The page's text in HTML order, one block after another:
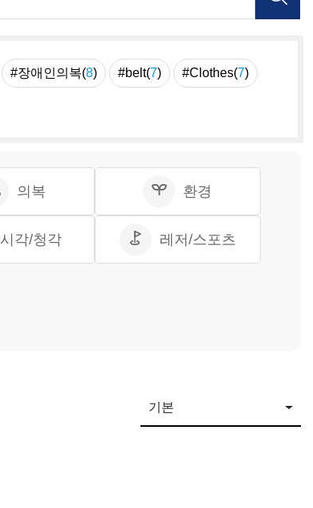
#장애인의복(8) #belt(7) #Clothes(7)
의복 환경
시각/청각 레저/스포츠
기본